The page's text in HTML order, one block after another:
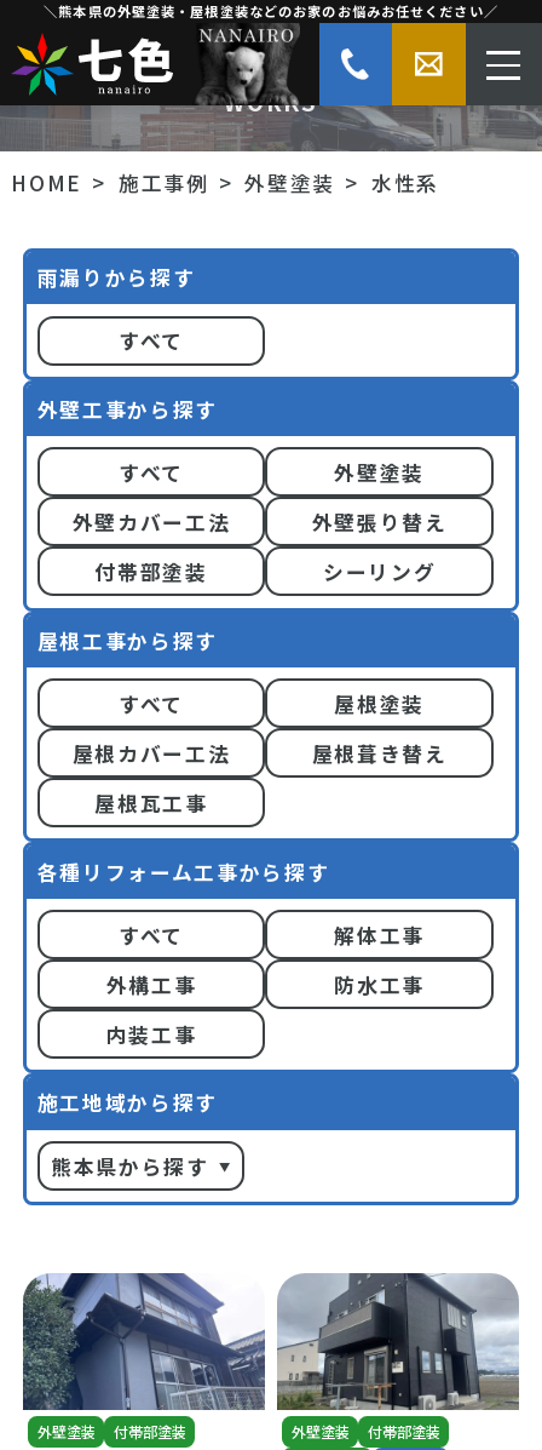
＼熊本県の外壁塗装・屋根塗装などのお家のお悩みお任せください／
水性系の施工事例
WORKS
HOME 施工事例 外壁塗装 水性系
雨漏りから探す
すべて
外壁工事から探す
すべて
外壁塗装
外壁カバー工法
外壁張り替え
付帯部塗装
シーリング
屋根工事から探す
すべて
屋根塗装
屋根カバー工法
屋根葺き替え
屋根瓦工事
各種リフォーム工事から探す
すべて
解体工事
外構工事
防水工事
内装工事
施工地域から探す
熊本県から探す
外壁塗装 付帯部塗装 外壁塗装
付帯部塗装